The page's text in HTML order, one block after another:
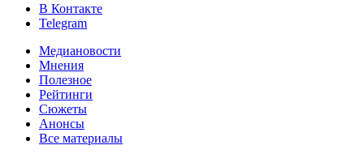
В Контакте
Telegram
Медиановости
Мнения
Полезное
Рейтинги
Сюжеты
Анонсы
Все материалы